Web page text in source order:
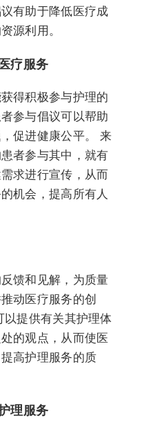
有助于降低医疗成
源利用。
疗服务
得积极参与护理的
参与倡议可以帮助
促进健康公平。 来
者参与其中，就有
求进行宣传，从而
机会，提高所有人
馈和见解，为质量
动医疗服务的创
以提供有关其护理体
的观点，从而使医
高护理服务的质
理服务